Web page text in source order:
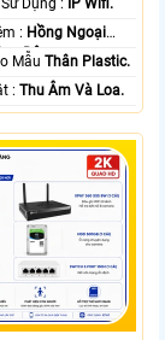
🌠 Công Nghệ Sử Dụng :
IP Wifi.
🔴 Xem ban đêm : Hồng Ngoại
Ðêm.
MẫuThân Plastic.
️☣️ Điểm Nỗi Bật :Thu Âm Và Loa.